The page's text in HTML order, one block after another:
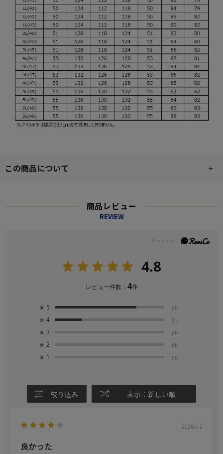
この商品について
商品レビュー
REVIEW
4.8
レビュー件数： 4件
★ 5 (3)
★ 4 (1)
★ 3 (0)
★ 2 (0)
★ 1 (0)
絞り込み 表示：新しい順
2026.5.2
良かった